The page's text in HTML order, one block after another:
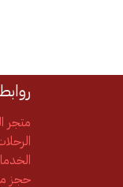
متجر
حجز